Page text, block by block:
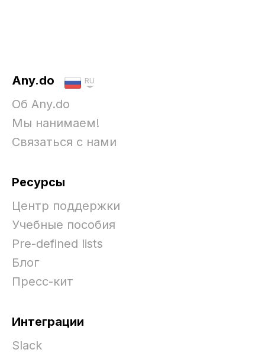
Any.do RU
Об Any.do
Мы нанимаем!
Связаться с нами
Ресурсы
Центр поддержки
Учебные пособия
Pre-defined lists
Блог
Пресс-кит
Интеграции
Slack